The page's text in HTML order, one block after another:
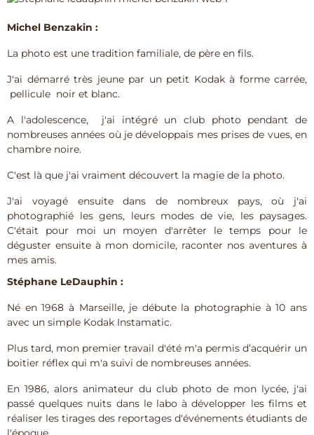
Michel Benzakin :
La photo est une tradition familiale, de père en fils.
J'ai démarré très jeune par un petit Kodak à forme carrée,
pellicule noir et blanc.
A l'adolescence, j'ai intégré un club photo pendant de
nombreuses années où je développais mes prises de vues, en
chambre noire.
C'est là que j'ai vraiment découvert la magie de la photo.
J'ai voyagé ensuite dans de nombreux pays, où j'ai
photographié les gens, leurs modes de vie, les paysages.
C'était pour moi un moyen d'arrêter le temps pour le
déguster ensuite à mon domicile, raconter nos aventures à
mes amis.
Stéphane LeDauphin :
Né en 1968 à Marseille, je débute la photographie à 10 ans
avec un simple Kodak Instamatic.
Plus tard, mon premier travail d'été m'a permis d’acquérir un
boitier réflex qui m'a suivi de nombreuses années.
En 1986, alors animateur du club photo de mon lycée, j'ai
passé quelques nuits dans le labo à développer les films et
réaliser les tirages des reportages d'événements étudiants de